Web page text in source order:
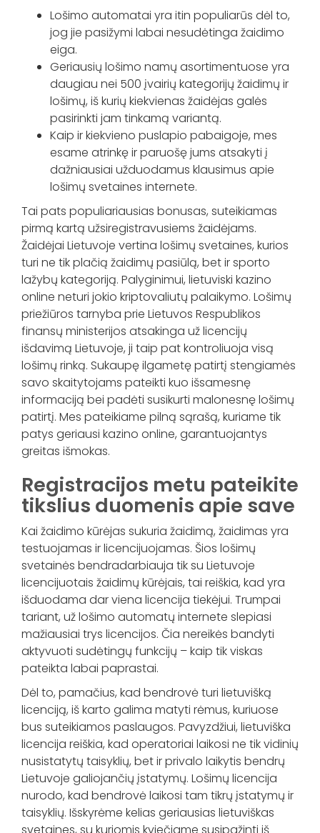
Lošimo automatai yra itin populiarūs dėl to,
jog jie pasižymi labai nesudėtinga žaidimo
eiga.
Geriausių lošimo namų asortimentuose yra
daugiau nei 500 įvairių kategorijų žaidimų ir
lošimų, iš kurių kiekvienas žaidėjas galės
pasirinkti jam tinkamą variantą.
Kaip ir kiekvieno puslapio pabaigoje, mes
esame atrinkę ir paruošę jums atsakyti į
dažniausiai užduodamus klausimus apie
lošimų svetaines internete.
Tai pats populiariausias bonusas, suteikiamas
pirmą kartą užsiregistravusiems žaidėjams.
Žaidėjai Lietuvoje vertina lošimų svetaines, kurios
turi ne tik plačią žaidimų pasiūlą, bet ir sporto
lažybų kategoriją. Palyginimui, lietuviski kazino
online neturi jokio kriptovaliutų palaikymo. Lošimų
priežiūros tarnyba prie Lietuvos Respublikos
finansų ministerijos atsakinga už licencijų
išdavimą Lietuvoje, ji taip pat kontroliuoja visą
lošimų rinką. Sukaupę ilgametę patirtį stengiamės
savo skaitytojams pateikti kuo išsamesnę
informaciją bei padėti susikurti malonesnę lošimų
patirtį. Mes pateikiame pilną sąrašą, kuriame tik
patys geriausi kazino online, garantuojantys
greitas išmokas.
Registracijos metu pateikite
tikslius duomenis apie save
Kai žaidimo kūrėjas sukuria žaidimą, žaidimas yra
testuojamas ir licencijuojamas. Šios lošimų
svetainės bendradarbiauja tik su Lietuvoje
licencijuotais žaidimų kūrėjais, tai reiškia, kad yra
išduodama dar viena licencija tiekėjui. Trumpai
tariant, už lošimo automatų internete slepiasi
mažiausiai trys licencijos. Čia nereikės bandyti
aktyvuoti sudėtingų funkcijų – kaip tik viskas
pateikta labai paprastai.
Dėl to, pamačius, kad bendrovė turi lietuvišką
licenciją, iš karto galima matyti rėmus, kuriuose
bus suteikiamos paslaugos. Pavyzdžiui, lietuviška
licencija reiškia, kad operatoriai laikosi ne tik vidinių
nusistatytų taisyklių, bet ir privalo laikytis bendrų
Lietuvoje galiojančių įstatymų. Lošimų licencija
nurodo, kad bendrovė laikosi tam tikrų įstatymų ir
taisyklių. Išskyrėme kelias geriausias lietuviškas